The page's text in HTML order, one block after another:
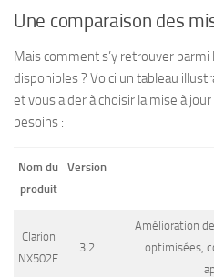
Une comparaison des
Mais comment s’y retrouver
disponibles ? Voici un tableau
et vous aider à choisir la mise à
besoins :
Nom du
produit
Version
Clarion
NX502E
3.2
Amélioration
optimisées,